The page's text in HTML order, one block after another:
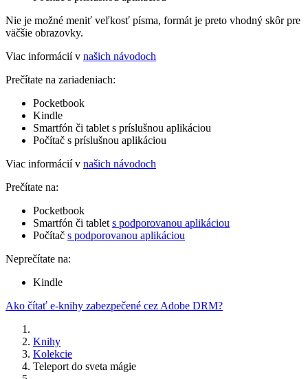
Nie je možné meniť veľkosť písma, formát je preto vhodný skôr pre
väčšie obrazovky.
Viac informácií v našich návodoch
Prečítate na zariadeniach:
Pocketbook
Kindle
Smartfón či tablet s príslušnou aplikáciou
Počítač s príslušnou aplikáciou
Viac informácií v našich návodoch
Prečítate na:
Pocketbook
Smartfón či tablet s podporovanou aplikáciou
Počítač s podporovanou aplikáciou
Neprečítate na:
Kindle
Ako čítať e-knihy zabezpečené cez Adobe DRM?
Knihy
Kolekcie
Teleport do sveta mágie